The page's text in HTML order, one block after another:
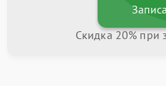
Скидка 20% при